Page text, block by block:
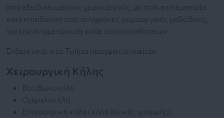
από εξειδικευμένους χειρουργούς, με πολυετή εμπειρία
και εκπαίδευση στις σύγχρονες χειρουργικές μεθόδους,
για την αντιμετώπιση κάθε τύπου παθήσεων.
Ενδεικτικά, στο Τμήμα πραγματοποιείται:
Χειρουργική Κήλης
Βουβωνοκήλη
Ομφαλοκήλη
Επιγαστρική κήλη (κήλη λευκής γραμμής)